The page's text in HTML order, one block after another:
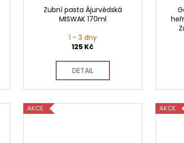
Zubní pasta Ájurvédská
MISWAK 170ml
1 - 3 dny
125 Kč
DETAIL
AKCE AKCE